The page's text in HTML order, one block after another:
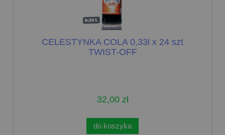
CELESTYNKA COLA 0,33l x 24 szt
TWIST-OFF
32,00 zł
do koszyka